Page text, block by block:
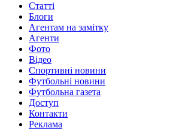
Статті
Блоги
Агентам на замітку
Агенти
Фото
Відео
Спортивні новини
Футбольні новини
Футбольна газета
Доступ
Контакти
Реклама